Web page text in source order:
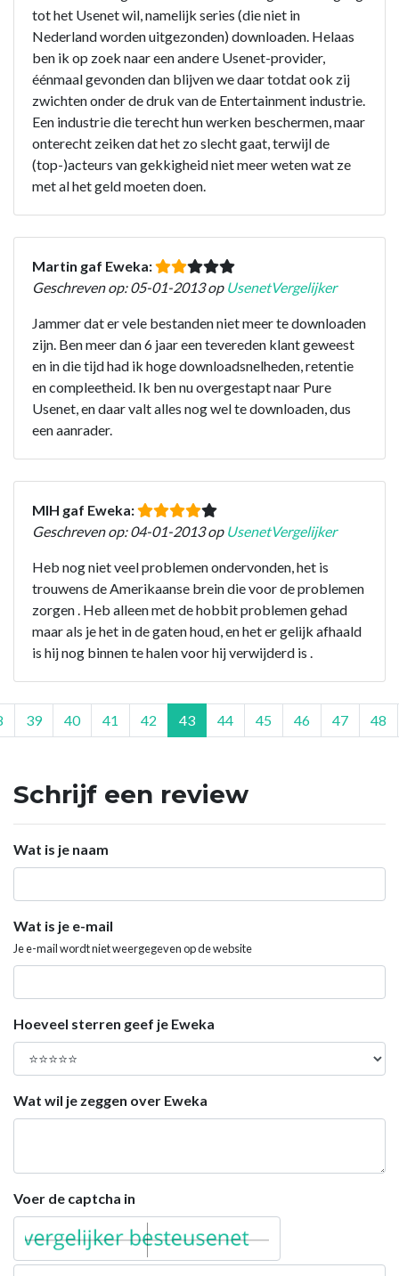
tot het Usenet wil, namelijk series (die niet in
Nederland worden uitgezonden) downloaden. Helaas
ben ik op zoek naar een andere Usenet-provider,
éénmaal gevonden dan blijven we daar totdat ook zij
zwichten onder de druk van de Entertainment industrie.
Een industrie die terecht hun werken beschermen, maar
onterecht zeiken dat het zo slecht gaat, terwijl de
(top-)acteurs van gekkigheid niet meer weten wat ze
met al het geld moeten doen.
Martin gaf Eweka:
Geschreven op: 05-01-2013 op UsenetVergelijker
Jammer dat er vele bestanden niet meer te downloaden
zijn. Ben meer dan 6 jaar een tevereden klant geweest
en in die tijd had ik hoge downloadsnelheden, retentie
en compleetheid. Ik ben nu overgestapt naar Pure
Usenet, en daar valt alles nog wel te downloaden, dus
een aanrader.
MIH gaf Eweka:
Geschreven op: 04-01-2013 op UsenetVergelijker
Heb nog niet veel problemen ondervonden, het is
trouwens de Amerikaanse brein die voor de problemen
zorgen . Heb alleen met de hobbit problemen gehad
maar als je het in de gaten houd, en het er gelijk afhaald
is hij nog binnen te halen voor hij verwijderd is .
39 40 41 42 43 44 45 46 47 48
Schrijf een review
Wat is je naam
Wat is je e-mail
Je e-mail wordt niet weergegeven op de website
Hoeveel sterren geef je Eweka
Wat wil je zeggen over Eweka
Voer de captcha in